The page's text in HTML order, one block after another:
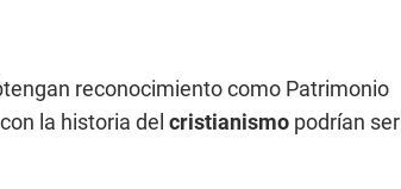
reconocimiento como Patrimonio
la historia del cristianismo podrían ser